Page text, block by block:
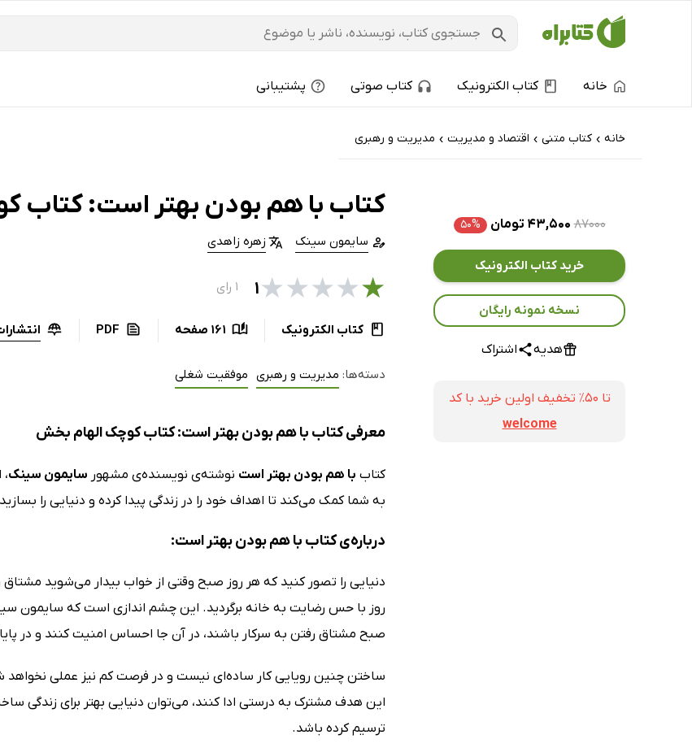
خانه کتاب الکترونیک کتاب صوتی پشتیبانی
خانه › کتاب‌ متنی › اقتصاد و مدیریت › مدیریت و رهبری
۸۷۰۰۰ ۴۳,۵۰۰ تومان ۵۰%
خرید کتاب الکترونیک
نسخه نمونه رایگان
هدیه اشتراک
تا ۵۰٪ تخفیف اولین خرید با کد
welcome
کتاب با هم بودن بهتر است: کتاب
سایمون سینک زهره زاهدی
★
★
★
★
★۱ ۱ رای
کتاب الکترونیک 161 صفحه PDF
دسته‌ها: مدیریت و رهبری موفقیت شغلی
معرفی کتاب با هم بودن بهتر است: کتاب کوچک الهام بخش
کتاب با هم بودن بهتر است نوشته‌ی نویسنده‌ی مشهور سایمون سینک
به شما کمک می‌کند تا اهداف خود را در زندگی پیدا کرده و دنیایی را
درباره‌ی کتاب با هم بودن بهتر است:
دنیایی را تصور کنید که هر روز صبح وقتی از خواب بیدار می‌شوید
روز با حس رضایت به خانه برگردید. این چشم اندازی است که سایمون
صبح مشتاق رفتن به سرکار باشند، در آن جا احساس امنیت کنند و در
ساختن چنین رویایی کار ساده‌ای نیست و در فرصت کم نیز عملی
این هدف مشترک به درستی ادا کنند، می‌توان دنیایی بهتر برای
ترسیم کرده باشد.